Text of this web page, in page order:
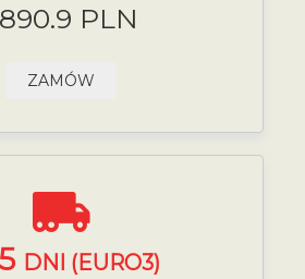
PLN
ZAMÓW
DNI (EURO3)